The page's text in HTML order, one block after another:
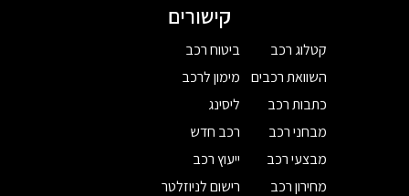
קישורים
קטלוג רכב
השוואת רכבים
כתבות רכב
מבחני רכב
מבצעי רכב
מחירון רכב
ביטוח רכב
מימון לרכב
ליסינג
רכב חדש
ייעוץ רכב
רישום לניוזלטר